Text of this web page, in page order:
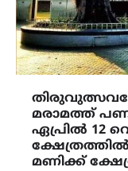
മരാമത്ത്
ഏപ്രിൽ 12
ക്ഷേത്രത്തിൽ
മണിക്ക്